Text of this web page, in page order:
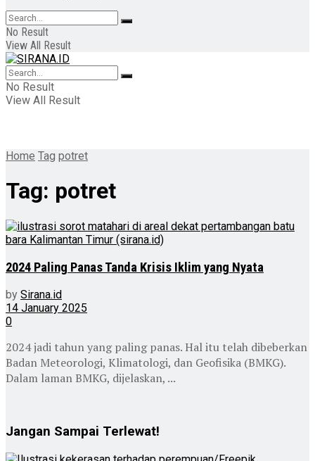
No Result
View All Result
No Result
View All Result
Home Tag potret
Tag: potret
2024 Paling Panas Tanda Krisis Iklim yang Nyata
by Sirana.id
14 January 2025
0
2024 jadi tahun yang paling panas. Hal itu telah dibeberkan
Badan Meteorologi, Klimatologi, dan Geofisika (BMKG).
Dalam laman BMKG, dijelaskan, ...
Jangan Sampai Terlewat!